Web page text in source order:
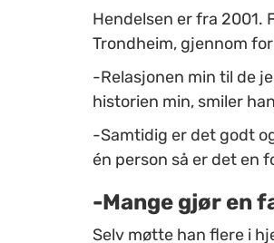
Hendelsen er fra 2001.
Trondheim, gjennom
-Relasjonen min til de
historien min, smiler
-Samtidig er det godt
én person så er det en
-Mange gjør en
Selv møtte han flere i